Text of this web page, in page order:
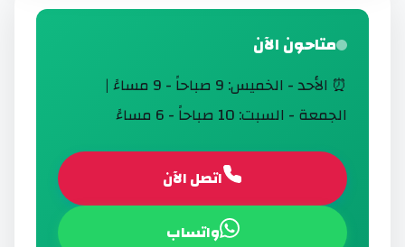
متاحون الآن
⏰ الأحد - الخميس: 9 صباحاً - 9 مساءً |
الجمعة - السبت: 10 صباحاً - 6 مساءً
اتصل الآن
واتساب